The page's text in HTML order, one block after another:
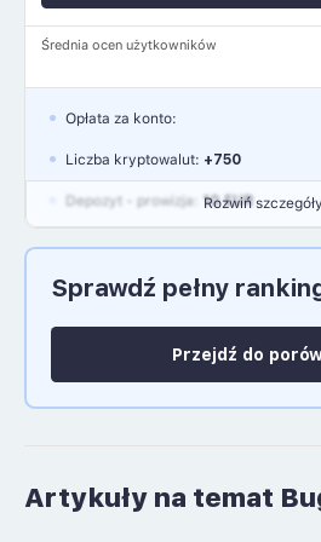
Średnia ocen użytkowników
Rozwiń szczegóły
Opłata za konto:
Liczba kryptowalut: +750
Depozyt - prowizja: 10 EUR
Język polski: NIE
Sprawdź pełny
Przejdź do
Artykuły na temat